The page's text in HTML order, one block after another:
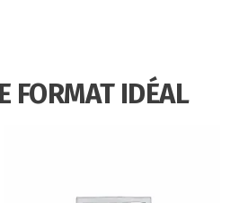
FORMAT IDÉAL